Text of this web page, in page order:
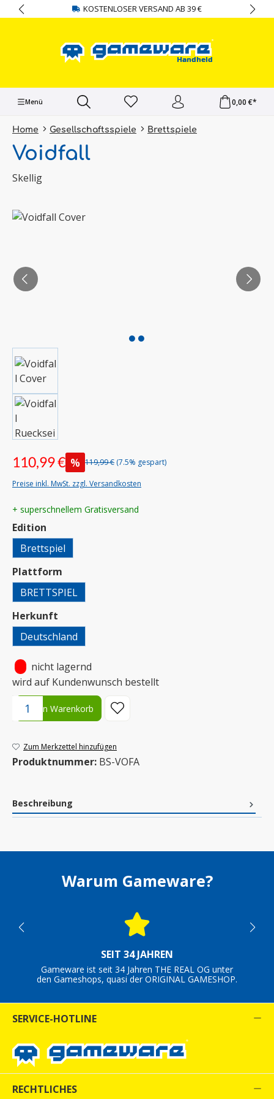
springen KOSTENLOSER VERSAND AB 39 €
Menü 0,00 €*
Home Gesellschaftsspiele Brettspiele
Voidfall
Skellig
Bildergalerie überspringen
110,99 € % 119,99 € (7.5% gespart)
Preise inkl. MwSt. zzgl. Versandkosten
+ superschnellem Gratisversand
Edition
Brettspiel
Plattform
BRETTSPIEL
Herkunft
Deutschland
nicht lagernd
wird auf Kundenwunsch bestellt
Produkt Anzahl: Gib den gewünschten Wert ein oder benutze
In den Warenkorb
Zum Merkzettel hinzufügen
Produktnummer: BS-VOFA
Beschreibung
Warum Gameware?
SEIT 34 JAHREN
Gameware ist seit 34 Jahren THE REAL OG unter
den Gameshops, quasi der ORIGINAL GAMESHOP.
SERVICE-HOTLINE
RECHTLICHES